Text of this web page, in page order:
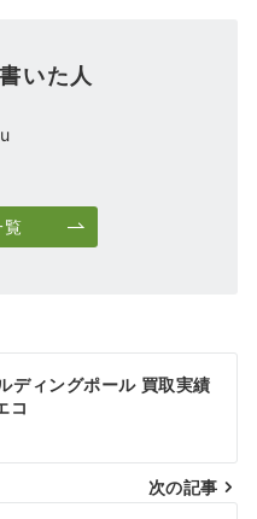
いた人
覧
ィングポール 買取実績
コ
次の記事